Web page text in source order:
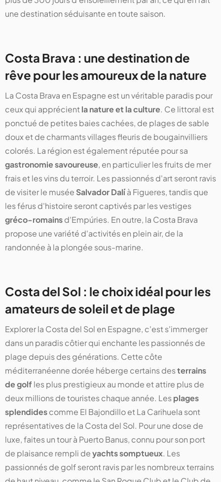
une destination séduisante en toute saison.
Costa Brava : une destination de
rêve pour les amoureux de la nature
La Costa Brava en Espagne est un véritable paradis pour
ceux qui apprécient la nature et la culture. Ce littoral est
ponctué de petites baies cachées, de plages de sable
doux et de charmants villages fleuris de bougainvilliers
colorés. La région est également réputée pour sa
gastronomie savoureuse, en particulier les fruits de mer
frais et les vins du terroir. Les passionnés d'art seront ravis
de visiter le musée Salvador Dalíà Figueres, tandis que
les férus d'histoire seront captivés par les vestiges
gréco-romainsd'Empúries. En outre, la Costa Brava
propose une variété d'activités en plein air, de la
randonnée à la plongée sous-marine.
Costa del Sol : le choix idéal pour les
amateurs de soleil et de plage
Explorer la Costa del Sol en Espagne, c'est s'immerger
dans un paradis côtier qui enchante les passionnés de
plage depuis des générations. Cette côte
méditerranéenne dorée héberge certains desterrains
de golf les plus prestigieux au monde et attire plus de
deux millions de touristes chaque année. Lesplages
splendidescomme El Bajondillo et La Carihuela sont
représentatives de la Costa del Sol. Pour une dose de
luxe, faites un tour à Puerto Banus, connu pour son port
de plaisance rempli deyachts somptueux. Les
passionnés de golf seront ravis par les nombreux terrains